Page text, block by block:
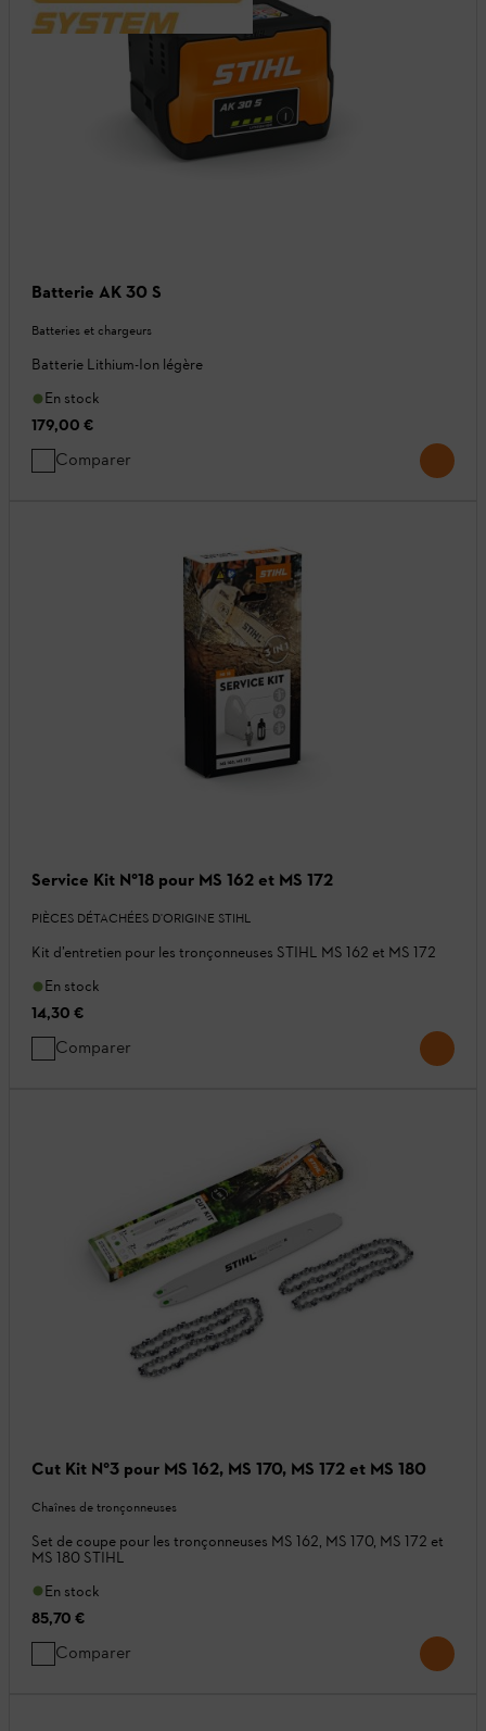
Batterie AK 30 S
Batteries et chargeurs
Batterie Lithium-Ion légère
En stock
179,00 €
Comparer
Service Kit N°18 pour MS 162 et MS 172
PIÈCES DÉTACHÉES D'ORIGINE STIHL
Kit d’entretien pour les tronçonneuses STIHL MS 162 et MS 172
En stock
14,30 €
Comparer
Cut Kit N°3 pour MS 162, MS 170, MS 172 et MS 180
Chaînes de tronçonneuses
Set de coupe pour les tronçonneuses MS 162, MS 170, MS 172 et
MS 180 STIHL
En stock
85,70 €
Comparer